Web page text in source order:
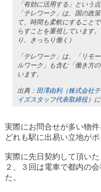
「有効に活用する」という点
「テレワーク」は、国の政
て、時間も柔軟にすること
らすことを重視しています
り、きっちり働く）
「テレワーク」は、「リモ
ルワーク」も含む「働き方
います。
出典： 田澤由利（株式会社
イズスタッフ代表取締役）
実際にお問合せが多い物件
どれも駅に出易い立地が
実際に先日契約して頂い
２、３回は電車で都内の
た。